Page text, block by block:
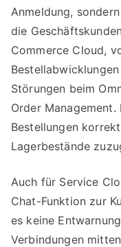
Anmeldung,
die
Commerce Cloud,
Störungen beim
Order Management.
Bestellungen
Lagerbestände
Auch für Service
Chat-Funktion zur
es keine
Verbindungen